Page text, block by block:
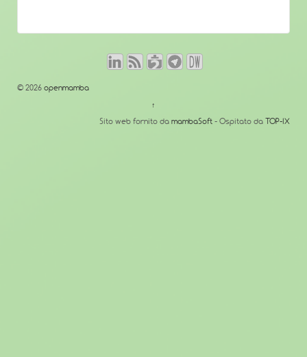
© 2026 openmamba
↑
Sito web fornito da mambaSoft - Ospitato da TOP-IX